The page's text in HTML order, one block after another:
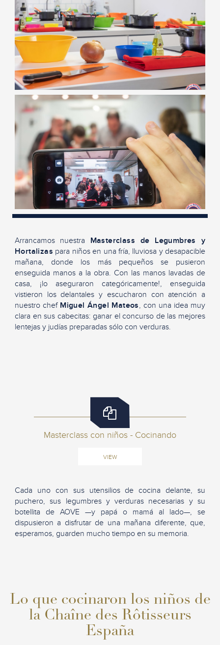
Arrancamos nuestra Masterclass de Legumbres y
Hortalizas para niños en una fría, lluviosa y desapacible
mañana, donde los más pequeños se pusieron
enseguida manos a la obra. Con las manos lavadas de
casa, ¡lo aseguraron categóricamente!, enseguida
vistieron los delantales y escucharon con atención a
nuestro chef Miguel Ángel Mateos, con una idea muy
clara en sus cabecitas: ganar el concurso de las mejores
lentejas y judías preparadas sólo con verduras.
Masterclass con niños - Cocinando
VIEW
Cada uno con sus utensilios de cocina delante, su
puchero, sus legumbres y verduras necesarias y su
botellita de AOVE —y papá o mamá al lado—, se
dispusieron a disfrutar de una mañana diferente, que,
esperamos, guarden mucho tiempo en su memoria.
Lo que cocinaron los niños de
la Chaîne des Rôtisseurs
España